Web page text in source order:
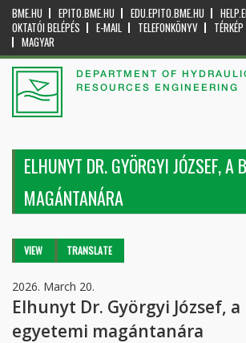
BME.HU EPITO.BME.HU EDU.EPITO.BME.HU
OKTATÓI BELÉPÉS
E-MAIL TELEFONKÖNYV TÉRKÉP
MAGYAR
DEPARTMENT OF
RESOURCES ENGINEERING
ELHUNYT DR. GYÖRGYI JÓZSEF, A
MAGÁNTANÁRA
Primary tabs
VIEW (ACTIVETRANSLATE
2026. March 20.
Elhunyt Dr. Györgyi József, a
egyetemi magántanára